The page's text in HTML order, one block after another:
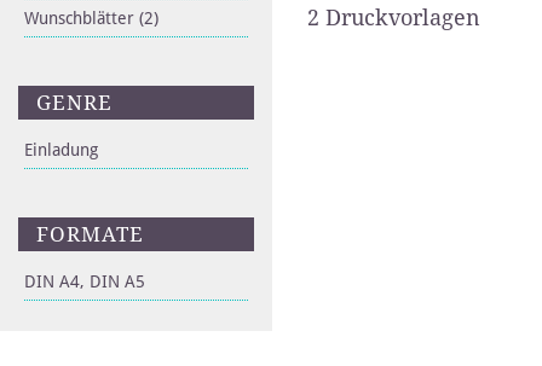
Wunschblätter (2)
GENRE
Einladung
FORMATE
DIN A4, DIN A5
2 Druckvorlagen